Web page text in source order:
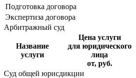
Подготовка договора
Экспертиза договора
Арбитражный суд
Название
услуги
Цена услуги
для юридического
лица
от, руб.
Суд общей юрисдикции